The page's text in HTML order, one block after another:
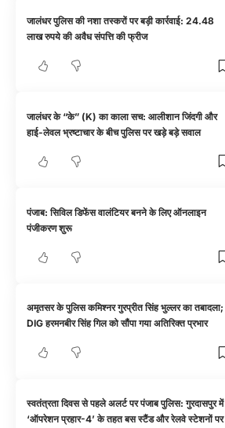
जालंधर पुलिस की नशा तस्करों पर बड़ी कार्रवाई: 24.48
लाख रुपये की अवैध संपत्ति की फ्रीज
जालंधर के “के” (K) का काला सच: आलीशान जिंदगी और
हाई-लेवल भ्रष्टाचार के बीच पुलिस पर खड़े बड़े सवाल
पंजाब: सिविल डिफेंस वालंटियर बनने के लिए ऑनलाइन
पंजीकरण शुरू
अमृतसर के पुलिस कमिश्नर गुरप्रीत सिंह भुल्लर का तबादला;
DIG हरमनबीर सिंह गिल को सौंपा गया अतिरिक्त प्रभार
स्वतंत्रता दिवस से पहले अलर्ट पर पंजाब पुलिस: गुरदासपुर में
‘ऑपरेशन प्रहार-4’ के तहत बस स्टैंड और रेलवे स्टेशनों पर